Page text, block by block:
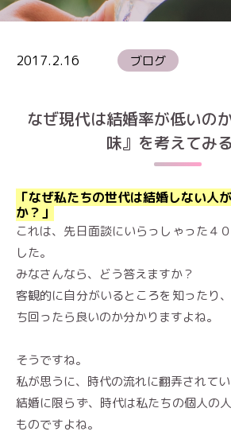
2017.2.16 ブログ
なぜ現代は結婚率が低いの
味』を考えてみる
「なぜ私たちの世代は結婚しない人
か？」
これは、先日面談にいらっしゃった４
した。
みなさんなら、どう答えますか？
客観的に自分がいるところを知ったり
ち回ったら良いのか分かりますよね。
そうですね。
私が思うに、時代の流れに翻弄されてい
結婚に限らず、時代は私たちの個人の
ものですよね。